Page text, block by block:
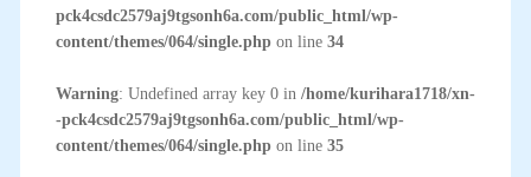
pck4csdc2579aj9tgsonh6a.com/public_html/wp-
content/themes/064/single.phpon line 34
Warning: Undefined array key 0 in /home/kurihara1718/xn-
-pck4csdc2579aj9tgsonh6a.com/public_html/wp-
content/themes/064/single.phpon line 35